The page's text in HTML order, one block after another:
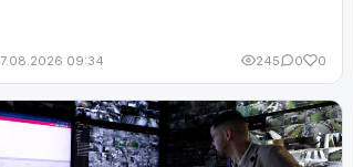
09:34 245 0 0